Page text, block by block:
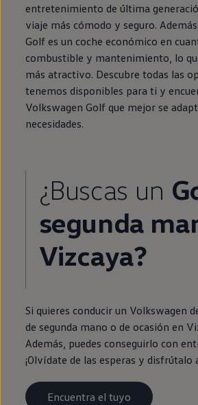
entretenimiento de última
viaje más cómodo y seguro.
Golf es un coche económico en
combustible y mantenimiento, lo
más atractivo. Descubre todas las
tenemos disponibles para ti y
Volkswagen Golf que mejor se
necesidades.
¿Buscas un
segunda
Vizcaya?
Si quieres conducir un Volkswagen
de segunda mano o de ocasión en
Además, puedes conseguirlo con
¡Olvídate de las esperas y disfrútalo
Encuentra el tuyo